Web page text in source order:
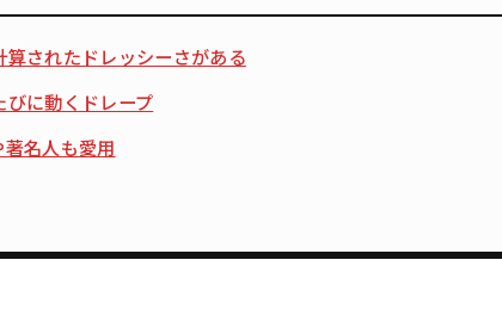
されたドレッシーさがある
びに動くドレープ
名人も愛用